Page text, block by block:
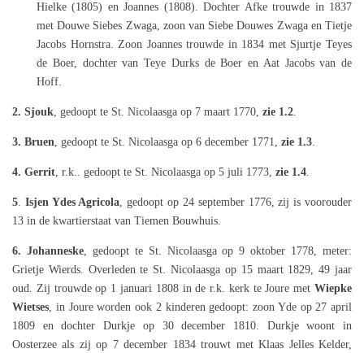
Hielke (1805) en Joannes (1808). Dochter Afke trouwde in 1837
met Douwe Siebes Zwaga, zoon van Siebe Douwes Zwaga en Tietje
Jacobs Hornstra. Zoon Joannes trouwde in 1834 met Sjurtje Teyes
de Boer, dochter van Teye Durks de Boer en Aat Jacobs van de
Hoff.
2. Sjouk, gedoopt te St. Nicolaasga op 7 maart 1770, zie 1.2.
3. Bruen, gedoopt te St. Nicolaasga op 6 december 1771, zie 1.3.
4. Gerrit, r.k.. gedoopt te St. Nicolaasga op 5 juli 1773, zie 1.4.
5. Isjen Ydes Agricola, gedoopt op 24 september 1776, zij is voorouder
13 in de kwartierstaat van Tiemen Bouwhuis.
6. Johanneske, gedoopt te St. Nicolaasga op 9 oktober 1778, meter:
Grietje Wierds. Overleden te St. Nicolaasga op 15 maart 1829, 49 jaar
oud. Zij trouwde op 1 januari 1808 in de r.k. kerk te Joure met Wiepke
Wietses, in Joure worden ook 2 kinderen gedoopt: zoon Yde op 27 april
1809 en dochter Durkje op 30 december 1810. Durkje woont in
Oosterzee als zij op 7 december 1834 trouwt met Klaas Jelles Kelder,